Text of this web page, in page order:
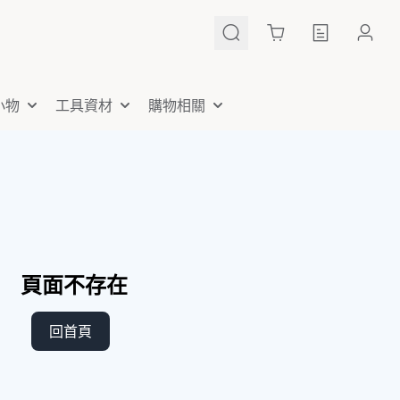
Cart
物 工具資材 購物相關
頁面不存在
回首頁